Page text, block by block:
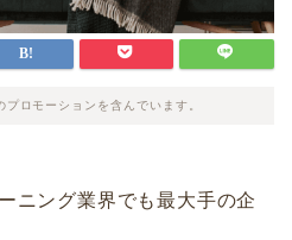
ロモーションを含んでいます。
ニング業界でも最大手の企